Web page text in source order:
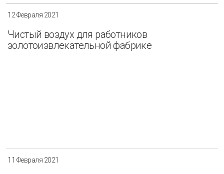
12 Февраля 2021
Чистый воздух для работников
золотоизвлекательной фабрике
11 Февраля 2021